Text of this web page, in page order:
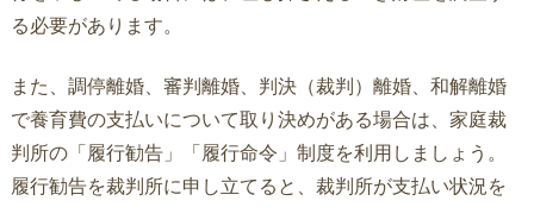
る必要があります。
また、調停離婚、審判離婚、判決（裁判）離婚、和解離婚
で養育費の支払いについて取り決めがある場合は、家庭裁
判所の「履行勧告」「履行命令」制度を利用しましょう。
履行勧告を裁判所に申し立てると、裁判所が支払い状況を